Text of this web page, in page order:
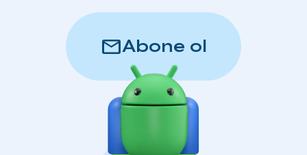
mailAbone ol